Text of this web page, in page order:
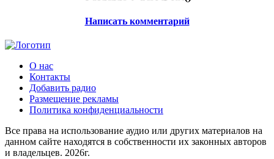
Написать комментарий
О нас
Контакты
Добавить радио
Размещение рекламы
Политика конфиденциальности
Все права на использование аудио или других материалов на
данном сайте находятся в собственности их законных авторов
и владельцев. 2026г.